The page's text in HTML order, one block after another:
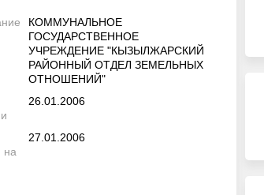
КОММУНАЛЬНОЕ
ГОСУДАРСТВЕННОЕ
УЧРЕЖДЕНИЕ "КЫЗЫЛЖАРСКИЙ
РАЙОННЫЙ ОТДЕЛ ЗЕМЕЛЬНЫХ
ОТНОШЕНИЙ"
26.01.2006
на
27.01.2006